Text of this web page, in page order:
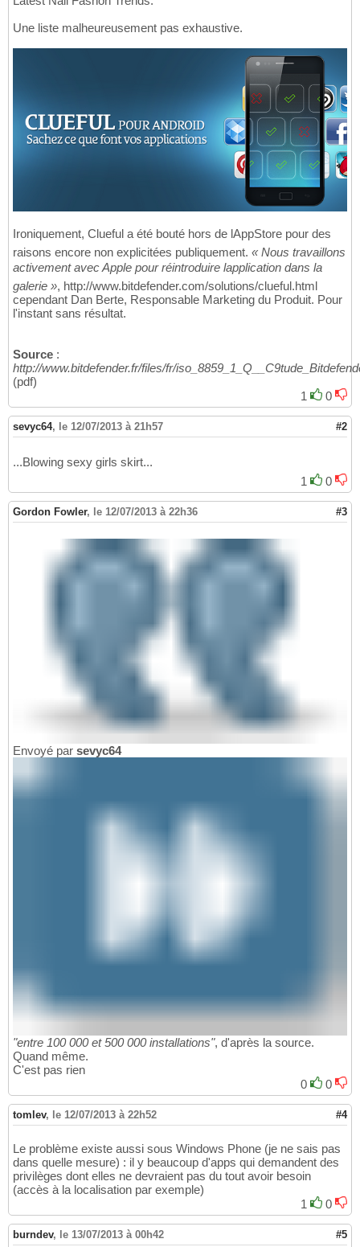
Une liste malheureusement pas exhaustive.
Ironiquement, Clueful a été bouté hors de lAppStore pour des
raisons encore non explicitées publiquement. « Nous travaillons
activement avec Apple pour réintroduire lapplication dans la
galerie », http://www.bitdefender.com/solutions/clueful.html
cependant Dan Berte, Responsable Marketing du Produit. Pour
l'instant sans résultat.
Source :
http://www.bitdefender.fr/files/fr/
(pdf)
1
0
sevyc64, le 12/07/2013 à 21h57 #2
...Blowing sexy girls skirt...
1
0
Gordon Fowler, le 12/07/2013 à 22h36 #3
Envoyé par sevyc64
"entre 100 000 et 500 000 installations", d'après la source.
Quand même.
C'est pas rien
0
0
tomlev, le 12/07/2013 à 22h52 #4
Le problème existe aussi sous Windows Phone (je ne sais pas
dans quelle mesure) : il y beaucoup d'apps qui demandent des
privilèges dont elles ne devraient pas du tout avoir besoin
(accès à la localisation par exemple)
1
0
burndev, le 13/07/2013 à 00h42 #5